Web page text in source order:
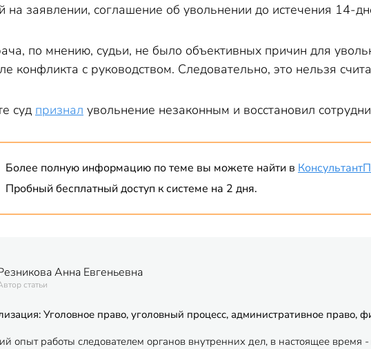
на заявлении, соглашение об увольнении до истечения 14-
по мнению, судьи, не было объективных причин для
конфликта с руководством. Следовательно, это нельзя
суд признал увольнение незаконным и восстановил
Более полную информацию по теме вы можете найти в
Пробный бесплатный доступ к системе на 2 дня.
Анна Евгеньевна
статьи
Уголовное право, уголовный процесс, административное право,
опыт работы следователем органов внутренних дел, в настоящее